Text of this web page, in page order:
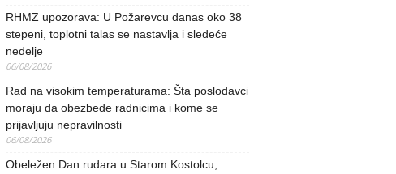
RHMZ upozorava: U Požarevcu danas oko 38
stepeni, toplotni talas se nastavlja i sledeće
nedelje
06/08/2026
Rad na visokim temperaturama: Šta poslodavci
moraju da obezbede radnicima i kome se
prijavljuju nepravilnosti
06/08/2026
Obeležen Dan rudara u Starom Kostolcu,